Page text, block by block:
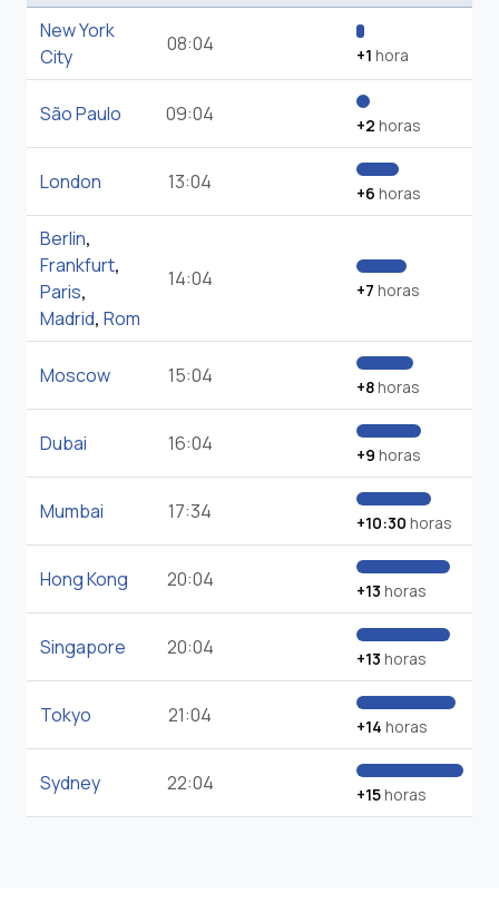
New York
City
08:04 +1 hora
São Paulo 09:04 +2 horas
London 13:04 +6 horas
Berlin,
Frankfurt,
Paris,
Madrid, Rom
14:04 +7 horas
Moscow 15:04 +8horas
Dubai 16:04 +9 horas
Mumbai 17:34 +10:30 horas
Hong Kong 20:04 +13 horas
Singapore 20:04 +13 horas
Tokyo 21:04 +14 horas
Sydney 22:04 +15horas